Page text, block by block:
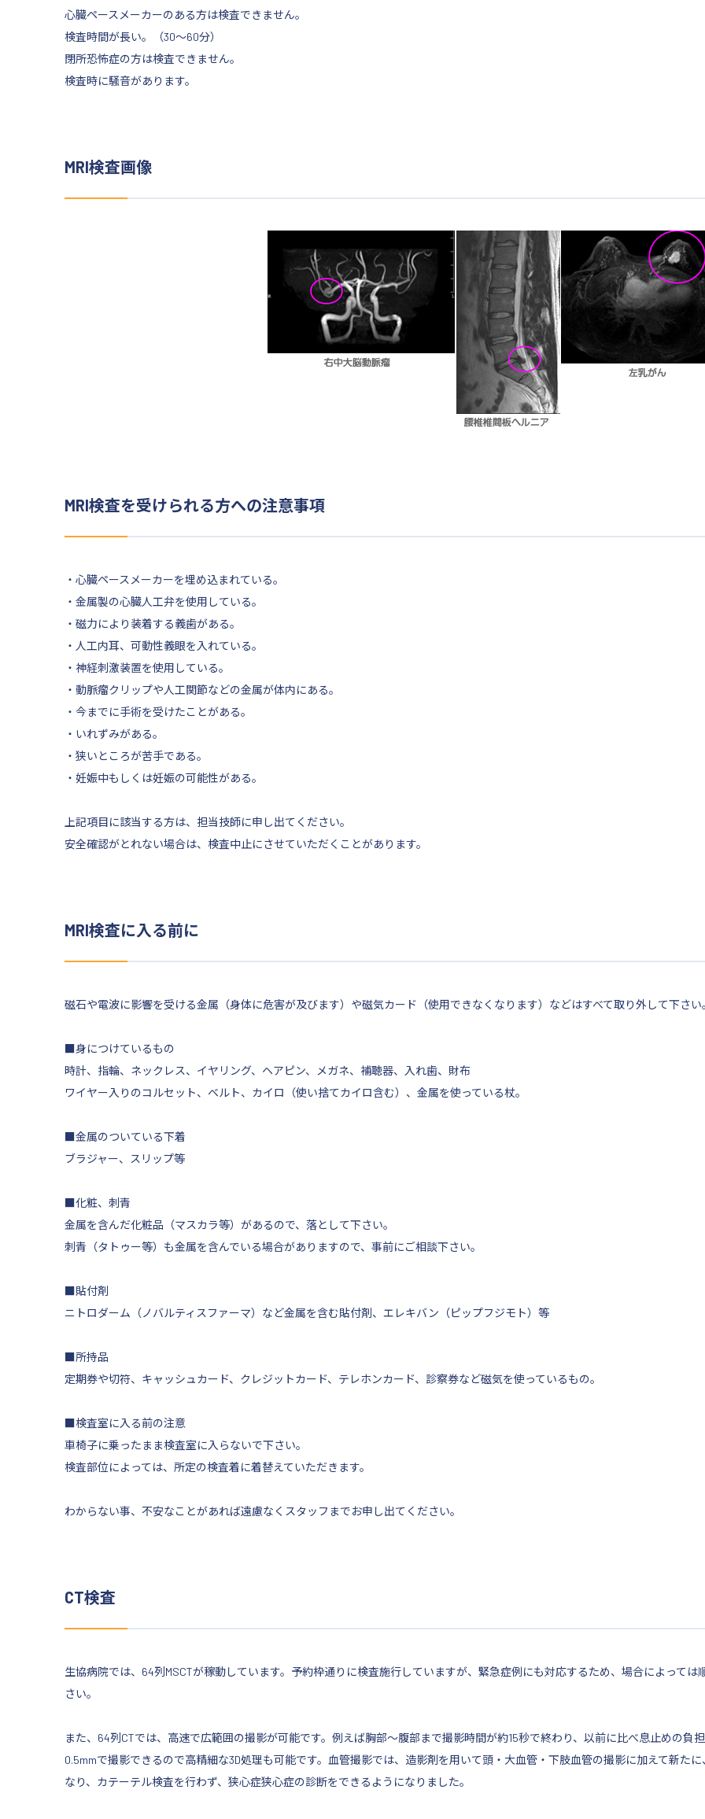
心臓ペースメーカーのある方は検査できません。
検査時間が長い。（30～60分）
閉所恐怖症の方は検査できません。
検査時に騒音があります。
MRI検査画像
MRI検査を受けられる方への注意事項
・心臓ペースメーカーを埋め込まれている。
・金属製の心臓人工弁を使用している。
・磁力により装着する義歯がある。
・人工内耳、可動性義眼を入れている。
・神経刺激装置を使用している。
・動脈瘤クリップや人工関節などの金属が体内にある。
・今までに手術を受けたことがある。
・いれずみがある。
・狭いところが苦手である。
・妊娠中もしくは妊娠の可能性がある。
上記項目に該当する方は、担当技師に申し出てください。
安全確認がとれない場合は、検査中止にさせていただくことがあります。
MRI検査に入る前に
磁石や電波に影響を受ける金属（身体に危害が及びます）や磁気カード（使用できなくなります）などはすべて取り外して下さい
■身につけているもの
時計、指輪、ネックレス、イヤリング、ヘアピン、メガネ、補聴器、入れ歯、財布
ワイヤー入りのコルセット、ベルト、カイロ（使い捨てカイロ含む）、金属を使っている杖。
■金属のついている下着
ブラジャー、スリップ等
■化粧、刺青
金属を含んだ化粧品（マスカラ等）があるので、落として下さい。
刺青（タトゥー等）も金属を含んでいる場合がありますので、事前にご相談下さい。
■貼付剤
ニトロダーム（ノバルティスファーマ）など金属を含む貼付剤、エレキバン（ピップフジモト）等
■所持品
定期券や切符、キャッシュカード、クレジットカード、テレホンカード、診察券など磁気を使っているもの。
■検査室に入る前の注意
車椅子に乗ったまま検査室に入らないで下さい。
検査部位によっては、所定の検査着に着替えていただきます。
わからない事、不安なことがあれば遠慮なくスタッフまでお申し出てください。
CT検査
生協病院では、64列MSCTが稼動しています。予約枠通りに検査施行していますが、緊急症例にも対応するため、場合によって
さい。
また、64列CTでは、高速で広範囲の撮影が可能です。例えば胸部～腹部まで撮影時間が約15秒で終わり、以前に比べ息止めの負
0.5mmで撮影できるので高精細な3D処理も可能です。血管撮影では、造影剤を用いて頭・大血管・下肢血管の撮影に加えて新た
なり、カテーテル検査を行わず、狭心症狭心症の診断をできるようになりました。